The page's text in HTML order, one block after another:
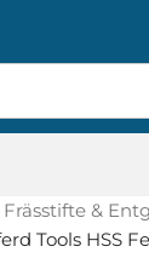
Frässtifte &
Tools HSS